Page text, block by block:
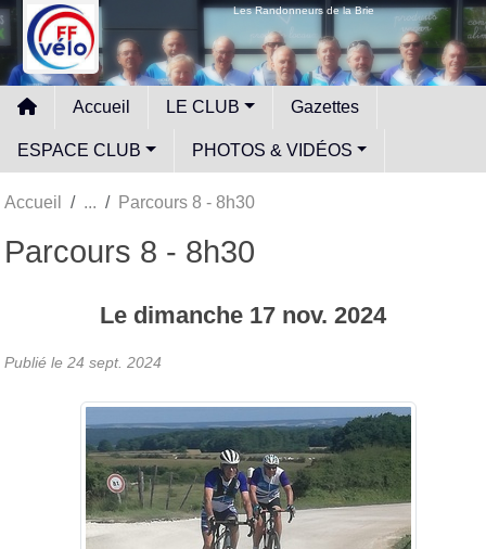
Les Randonneurs de la Brie
Accueil LE CLUB Gazettes
ESPACE CLUB PHOTOS & VIDÉOS
Accueil Parcours 8 - 8h30
Parcours 8 - 8h30
Le dimanche 17 nov. 2024
Publié le 24 sept. 2024
Panneau de gestion des cookies